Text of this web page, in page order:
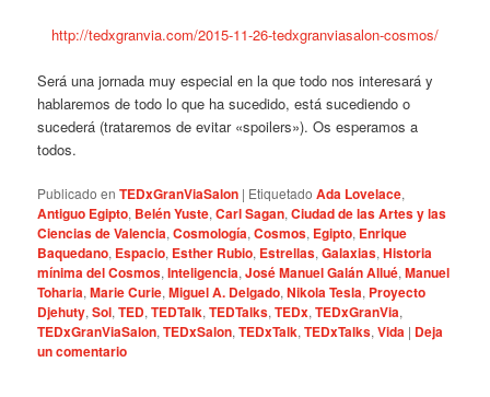
http://tedxgranvia.com/2015-11-26-tedxgranviasalon-cosmos/
Será una jornada muy especial en la que todo nos interesará y
hablaremos de todo lo que ha sucedido, está sucediendo o
sucederá (trataremos de evitar «spoilers»). Os esperamos a
todos.
Publicado en TEDxGranViaSalon | Etiquetado Ada Lovelace,
Antiguo Egipto, Belén Yuste,Carl Sagan,Ciudad de las Artes y las
Ciencias de Valencia,Cosmología,Cosmos, Egipto, Enrique
Baquedano, Espacio, Esther Rubio, Estrellas,Galaxias,Historia
mínima del Cosmos,Inteligencia,José Manuel Galán Allué,Manuel
Toharia,Marie Curie,Miguel A. Delgado,Nikola Tesla, Proyecto
Djehuty,Sol,TED,TEDTalk,TEDTalks,TEDx,TEDxGranVia,
TEDxGranViaSalon,TEDxSalon,TEDxTalk,TEDxTalks,Vida | Deja
un comentario